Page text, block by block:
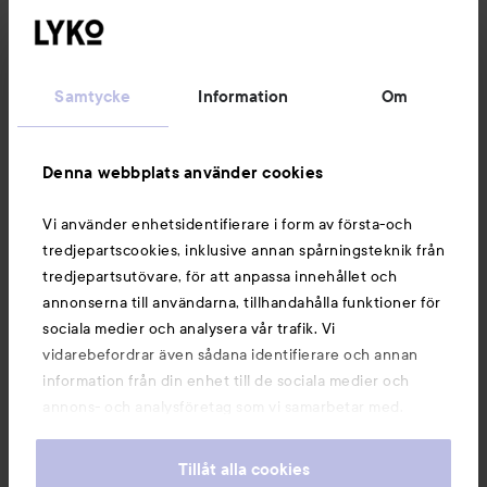
Samtycke Information Om
Denna webbplats använder cookies
Vi använder enhetsidentifierare i form av första-och
tredjepartscookies, inklusive annan spårningsteknik från
tredjepartsutövare, för att anpassa innehållet och
annonserna till användarna, tillhandahålla funktioner för
sociala medier och analysera vår trafik. Vi
vidarebefordrar även sådana identifierare och annan
information från din enhet till de sociala medier och
annons- och analysföretag som vi samarbetar med.
information som du har tillhandahållit eller som de har
Tillåt alla cookies
HICKAP
Intergalactic
199 kr
KÖP
HICKAP
Pinch
199 kr
KÖP
The Wonder Stick